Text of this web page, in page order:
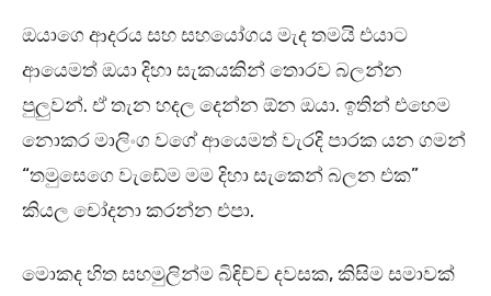
ඔයාගෙ ආදරය සහ සහයෝගය මැද තමයි එයාට
ආයෙමත් ඔයා දිහා සැකයකින් තොරව බලන්න
පුලුවන්. ඒ තැන හදල දෙන්න ඕන ඔයා. ඉතින් එහෙම
නොකර මාලිංග වගේ ආයෙමත් වැරදි පාරක යන ගමන්
“තමුසෙගෙ වැඩේම මම දිහා සැකෙන් බලන එක”
කියල චෝදනා කරන්න එපා.
මොකද හිත සහමුලින්ම බිඳිච්ච දවසක, කිසිම සමාවක්